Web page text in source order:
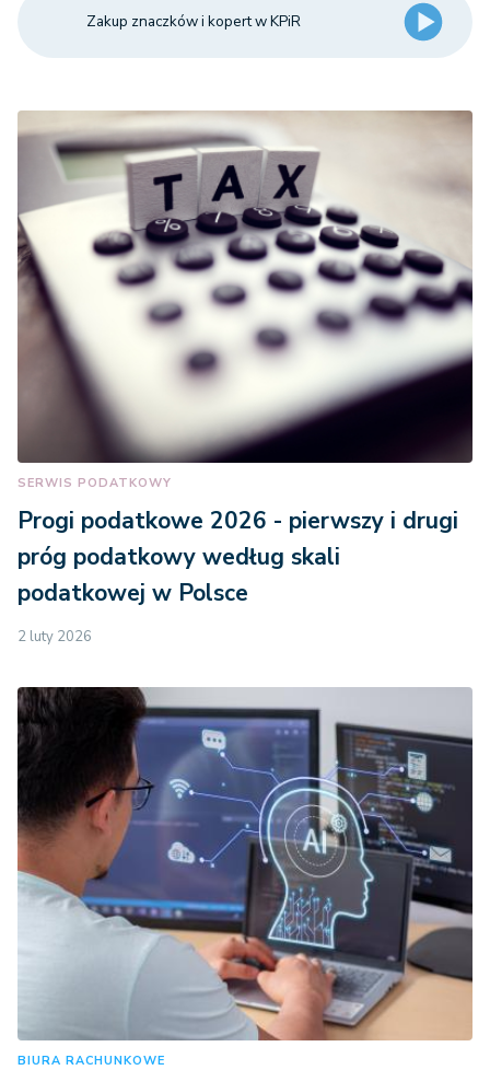
Zakup znaczków i kopert w KPiR
SERWIS PODATKOWY
Progi podatkowe 2026 - pierwszy i drugi
próg podatkowy według skali
podatkowej w Polsce
2 luty 2026
BIURA RACHUNKOWE